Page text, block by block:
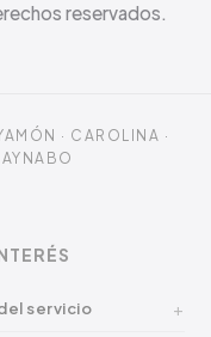
reservados.
· CAROLINA ·
servicio